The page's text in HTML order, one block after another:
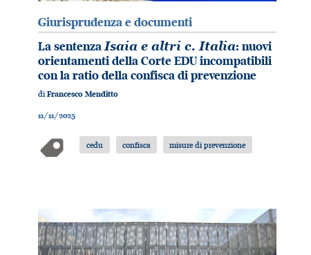
Giurisprudenza e documenti
La sentenzaIsaia e altri c. Italia: nuovi
orientamenti della Corte EDU incompatibili
con la ratio della confisca di prevenzione
diFrancesco Menditto
11/11/2025
cedu confisca misure di prevenzione